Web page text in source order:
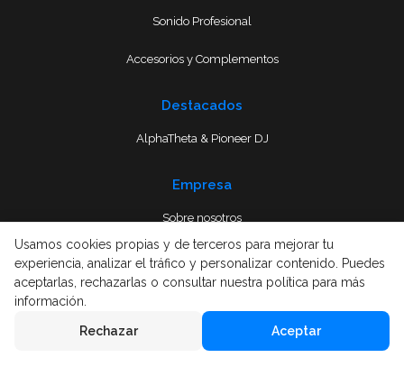
Sonido Profesional
Accesorios y Complementos
Destacados
AlphaTheta & Pioneer DJ
Empresa
Sobre nosotros
Usamos cookies propias y de terceros para mejorar tu
experiencia, analizar el tráfico y personalizar contenido. Puedes
aceptarlas, rechazarlas o consultar nuestra política para más
información.
Rechazar Aceptar